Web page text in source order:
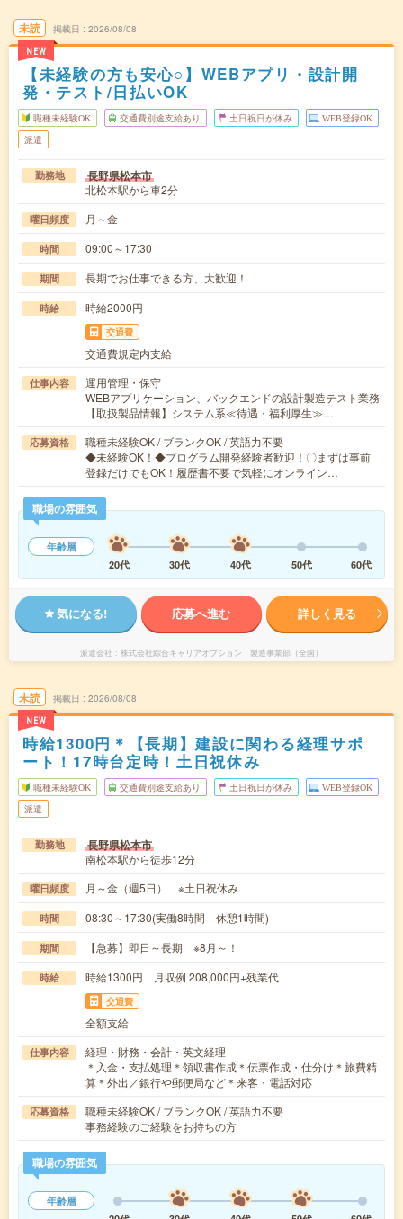
未読
NEW
掲載日 2026/08/08
【未経験の方も安心○】WEBアプリ・設計開
発・テスト/日払いOK
職種未経験OK 交通費別途支給あり 土日祝日が休み WEB登録OK
派遣
勤務地 長野県松本市
北松本駅から車2分
曜日頻度 月～金
時間 09:00～17:30
期間 長期でお仕事できる方、大歓迎！
時給 時給2000円
交通費
交通費規定内支給
仕事内容
運用管理・保守
WEBアプリケーション、バックエンドの設計製造テスト業務
【取扱製品情報】システム系≪待遇・福利厚生≫…
応募資格
職種未経験OK / ブランクOK / 英語力不要
◆未経験OK！◆プログラム開発経験者歓迎！〇まずは事前
登録だけでもOK！履歴書不要で気軽にオンライン…
職場の雰囲気
年齢層
20代
30代 40代 50代 60代
気になる! 応募へ進む 詳しく見る
派遣会社 株式会社綜合キャリアオプション 製造事業部（全国）
未読
NEW
掲載日 2026/08/08
時給1300円＊【長期】建設に関わる経理サポ
ート！17時台定時！土日祝休み
職種未経験OK 交通費別途支給あり 土日祝日が休み WEB登録OK
派遣
勤務地 長野県松本市
南松本駅から徒歩12分
曜日頻度 月～金（週5日） ※土日祝休み
時間 08:30～17:30(実働8時間 休憩1時間)
期間 【急募】即日～長期 ※8月～！
時給 時給1300円 月収例 208,000円+残業代
交通費
全額支給
仕事内容
経理・財務・会計・英文経理
＊入金・支払処理＊領収書作成＊伝票作成・仕分け＊旅費精
算＊外出／銀行や郵便局など＊来客・電話対応
応募資格
職種未経験OK / ブランクOK / 英語力不要
事務経験のご経験をお持ちの方
職場の雰囲気
年齢層